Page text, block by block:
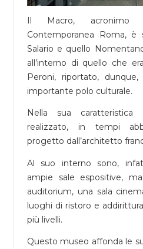
Il Macro, acronimo
Contemporanea Roma,
Salario e quello
all’interno di quello che
Peroni, riportato,
importante polo culturale.
Nella sua
realizzato, in tempi
progetto dall’architetto
Al suo interno sono,
ampie sale espositive,
auditorium, una sala
luoghi di ristoro e
più livelli.
Questo museo affonda le